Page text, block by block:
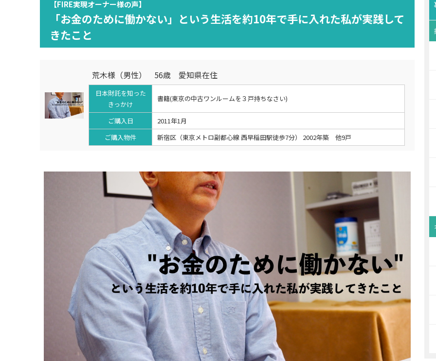
【FIRE実現オーナー様の声】
「お金のために働かない」という生活を約10年で手に入れた私が実践して
きたこと
荒木様（男性） 56歳 愛知県在住
日本財託を知った
きっかけ
書籍(東京の中古ワンルームを３戸持ちなさい)
ご購入日
2011年1月
ご購入物件
新宿区（東京メトロ副都心線 西早稲田駅徒歩7分） 2002年築 他9戸